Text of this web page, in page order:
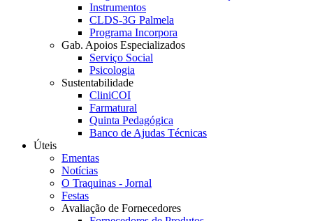
Instrumentos
CLDS-3G Palmela
Programa Incorpora
Gab. Apoios Especializados
Serviço Social
Psicologia
Sustentabilidade
CliniCOI
Farmatural
Quinta Pedagógica
Banco de Ajudas Técnicas
Úteis
Ementas
Notícias
O Traquinas - Jornal
Festas
Avaliação de Fornecedores